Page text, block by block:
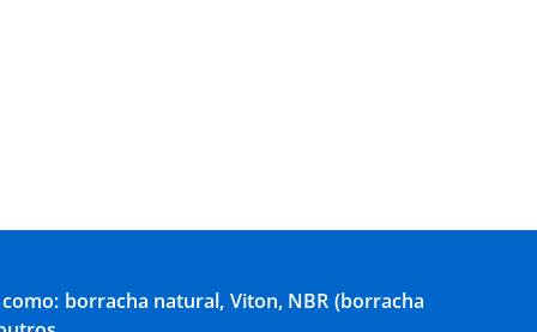
borracha natural, Viton, NBR (borracha